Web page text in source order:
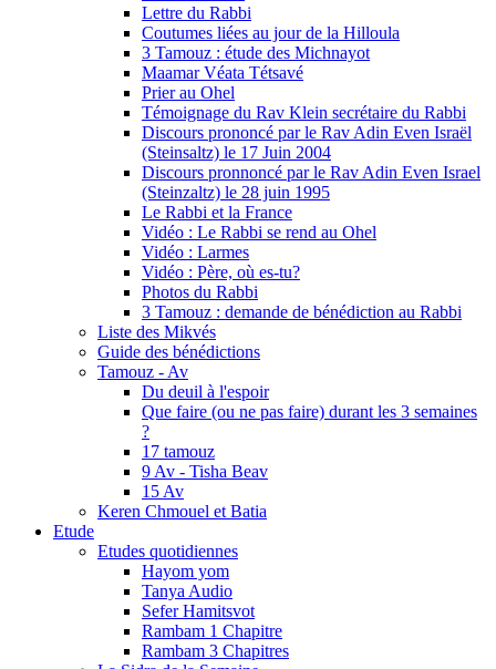
Lettre du Rabbi
Coutumes liées au jour de la Hilloula
3 Tamouz : étude des Michnayot
Maamar Véata Tétsavé
Prier au Ohel
Témoignage du Rav Klein secrétaire du Rabbi
Discours prononcé par le Rav Adin Even Israël
(Steinsaltz) le 17 Juin 2004
Discours pronnoncé par le Rav Adin Even Israel
(Steinzaltz) le 28 juin 1995
Le Rabbi et la France
Vidéo : Le Rabbi se rend au Ohel
Vidéo : Larmes
Vidéo : Père, où es-tu?
Photos du Rabbi
3 Tamouz : demande de bénédiction au Rabbi
Liste des Mikvés
Guide des bénédictions
Tamouz - Av
Du deuil à l'espoir
Que faire (ou ne pas faire) durant les 3 semaines
?
17 tamouz
9 Av - Tisha Beav
15 Av
Keren Chmouel et Batia
Etude
Etudes quotidiennes
Hayom yom
Tanya Audio
Sefer Hamitsvot
Rambam 1 Chapitre
Rambam 3 Chapitres